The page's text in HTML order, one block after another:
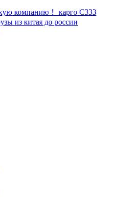
компанию！ карго C333
из китая до россии